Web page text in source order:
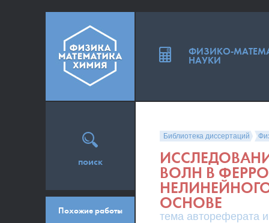
Библиотека диссертаций
ВОЛН В
ОСНОВЕ
тема автореферата
поиск
Похожие работы
ФИЗИКО-
НАУКИ